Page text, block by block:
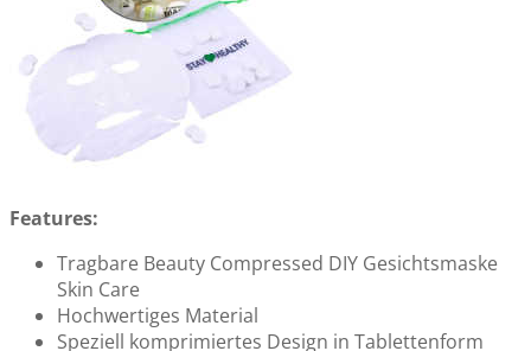
Features:
Tragbare Beauty Compressed DIY Gesichtsmaske
Skin Care
Hochwertiges Material
Speziell komprimiertes Design in Tablettenform